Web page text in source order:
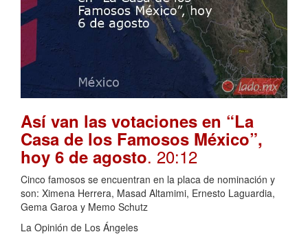
Así van las votaciones en “La
Casa de los Famosos México”,
hoy 6 de agosto. 20:12
Cinco famosos se encuentran en la placa de nominación y
son: Ximena Herrera, Masad Altamimi, Ernesto Laguardia,
Gema Garoa y Memo Schutz
La Opinión de Los Ángeles